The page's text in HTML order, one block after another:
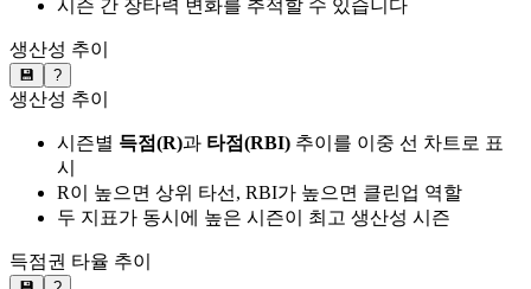
시즌 간 장타력 변화를 추적할 수 있습니다
생산성 추이
💾 ?
생산성 추이
시즌별 득점(R)과 타점(RBI) 추이를 이중 선 차트로 표
시
R이 높으면 상위 타선, RBI가 높으면 클린업 역할
두 지표가 동시에 높은 시즌이 최고 생산성 시즌
득점권 타율 추이